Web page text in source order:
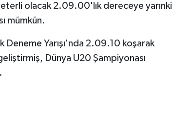
olacak 2.09.00'lık dereceye yarınki
mümkün.
Deneme Yarışı'nda 2.09.10 koşarak
Dünya U20 Şampiyonası